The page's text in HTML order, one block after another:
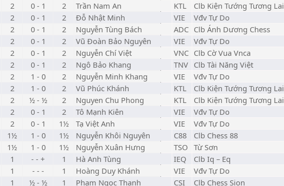
2 0 - 1 2 Trần Nam An KTL Clb Kiện Tướng Tương Lai
2 0 - 1 2 Đỗ Nhật Minh VIE Vđv Tự Do
2 0 - 1 2 Nguyễn Tùng Bách ADC Clb Ánh Dương Chess
2 0 - 1 2 Vũ Đoàn Bảo Nguyên VIE Vđv Tự Do
2 0 - 1 2 Nguyễn Chí Việt VNC Clb Cờ Vua Vnca
2 0 - 1 2 Ngô Bảo Khang TNV Clb Tài Năng Việt
2 1 - 0 2 Nguyễn Minh Khang VIE Vđv Tự Do
2 1 - 0 2 Vũ Phúc Khánh KTL Clb Kiện Tướng Tương Lai
2 ½ - ½ 2 Nguyen Chu Phong KTL Clb Kiện Tướng Tương Lai
2 0 - 1 2 Tô Mạnh Kiên VIE Vđv Tự Do
2 0 - 1 1½ Tạ Việt Anh VIE Vđv Tự Do
1½ 1 - 0 1½ Nguyễn Khôi Nguyên C88 Clb Chess 88
1½ 1 - 0 1½ Nguyễn Xuân Hưng TSO Từ Sơn
1 - - + 1 Hà Anh Tùng IEQ Clb Iq – Eq
1 - - - 1 Hoàng Duy Khánh VIE Vđv Tự Do
1 ½ - ½ 1 Phạm Ngọc Thanh CSI Clb Chess Sion